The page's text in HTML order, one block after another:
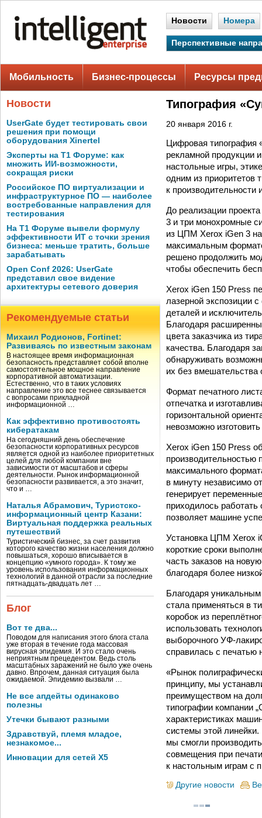
Новости Номера
Перспективные
Мобильность Бизнес-процессы Ресурсы
Новости
UserGate будет тестировать свои
решения при помощи
оборудования Xinertel
Эксперты на Т1 Форуме: как
множить ИИ-возможности,
сокращая риски
Российское ПО виртуализации и
инфраструктурное ПО — наиболее
востребованные направления для
тестирования
На Т1 Форуме вывели формулу
эффективности ИТ с точки зрения
бизнеса: меньше тратить, больше
зарабатывать
Open Conf 2026: UserGate
представил свое видение
архитектуры сетевого доверия
Рекомендуемые статьи
Михаил Родионов, Fortinet:
Развиваясь по известным законам
В настоящее время информационная
безопасность представляет собой вполне
самостоятельное мощное направление
корпоративной автоматизации.
Естественно, что в таких условиях
направление это все теснее связывается
с вопросами прикладной
информационной …
Как эффективно противостоять
кибератакам
На сегодняшний день обеспечение
безопасности корпоративных ресурсов
является одной из наиболее приоритетных
целей для любой компании вне
зависимости от масштабов и сферы
деятельности. Рынок информационной
безопасности развивается, а это значит,
что и …
Наталья Абрамович, Туристско-
информационный центр Казани:
Виртуальная поддержка реальных
путешествий
Туристический бизнес, за счет развития
которого качество жизни населения должно
повышаться, хорошо вписывается в
концепцию «умного города». К тому же
уровень использования информационных
технологий в данной отрасли за последние
пятнадцать-двадцать лет …
Блог
Вот те два...
Поводом для написания этого блога стала
уже вторая в течение года массовая
вирусная эпидемия. И это стало очень
неприятным прецедентом. Ведь столь
масштабных заражений не было уже очень
давно. Впрочем, данная ситуация была
ожидаемой. Эпидемию вызвали …
Не все апдейты одинаково
полезны
Утечки бывают разными
Здравствуй, племя младое,
незнакомое...
Инновации для сетей X5
Типография
20 января 2016 г.
Цифровая типография
рекламной продукции
настольные игры,
одним из приоритетов
к производительности
До реализации
3 и три монохромные
из ЦПМ Xerox iGen 3
максимальным
решено продолжить
чтобы обеспечить
Xerox iGen 150 Press
лазерной экспозиции
деталей и
Благодаря
цвета заказчика из
качества. Благодаря
обнаруживать
их без вмешательства
Формат печатного
отпечатка и
горизонтальной
невозможно
Xerox iGen 150 Press
максимального
в минуту независимо
генерирует
приходилось
позволяет машине
Установка ЦПМ Xerox
короткие сроки
часть заказов на
благодаря более
Благодаря
стала применяться в
коробок из
использовать
выборочного УФ-
справилась с печатью
«Рынок
принципу, мы
преимуществом на
типографии компании
характеристиках
системы этой
мы смогли
совмещения при
к настольным играм с
Другие новости